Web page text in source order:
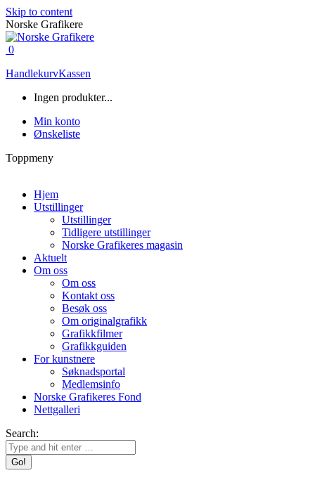
Skip to content
Norske Grafikere
0
HandlekurvKassen
Ingen produkter...
Min konto
Ønskeliste
Toppmeny
Hjem
Utstillinger
Utstillinger
Tidligere utstillinger
Norske Grafikeres magasin
Aktuelt
Om oss
Om oss
Kontakt oss
Besøk oss
Om originalgrafikk
Grafikkfilmer
Grafikkguiden
For kunstnere
Søknadsportal
Medlemsinfo
Norske Grafikeres Fond
Nettgalleri
Search: